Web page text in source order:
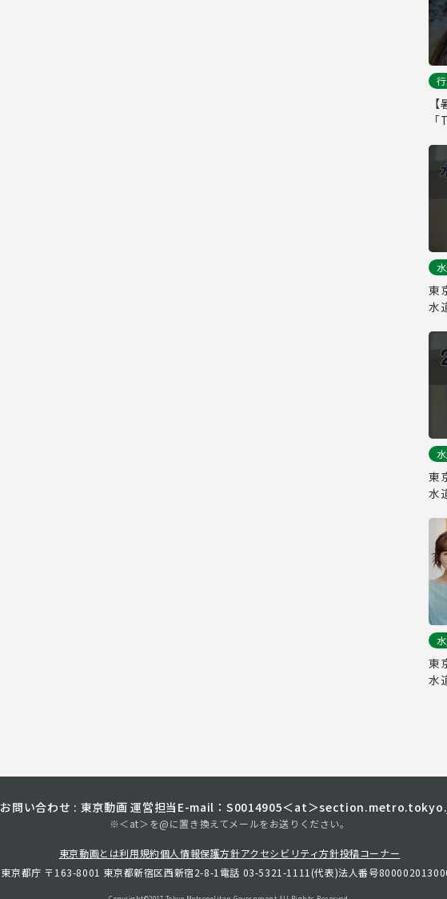
東
水
東
水
東
水
お問い合わせ : 東京動画 運営担当 E-mail：S0014905＜at＞
※＜at＞を@に置き換えてメールをお送りください。
東京動画とは利用規約個人情報保護方針アクセシビリティ方針投稿コーナー
東京都庁 〒163-8001 東京都新宿区西新宿2-8-1 電話 03-5321-1111(代表)法人番号